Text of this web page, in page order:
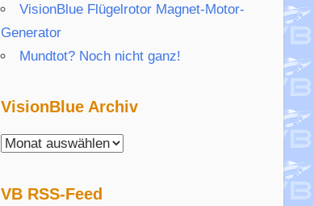
VisionBlue Flügelrotor Magnet-Motor-
Generator
Mundtot? Noch nicht ganz!
VisionBlue Archiv
VisionBlue
VB RSS-Feed